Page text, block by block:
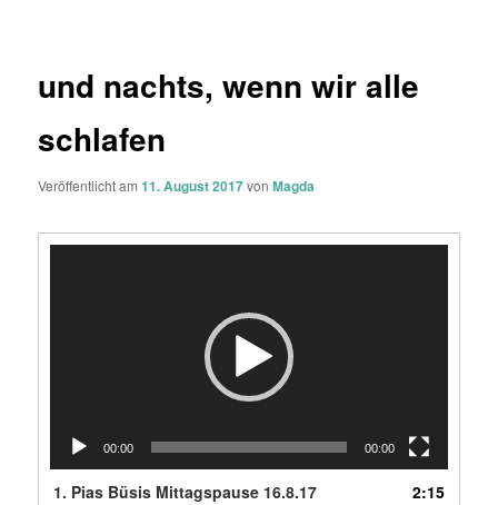
und nachts, wenn wir alle
schlafen
Veröffentlicht am11. August 2017vonMagda
00:00 00:00
1. Pias Büsis Mittagspause 16.8.17 2:15